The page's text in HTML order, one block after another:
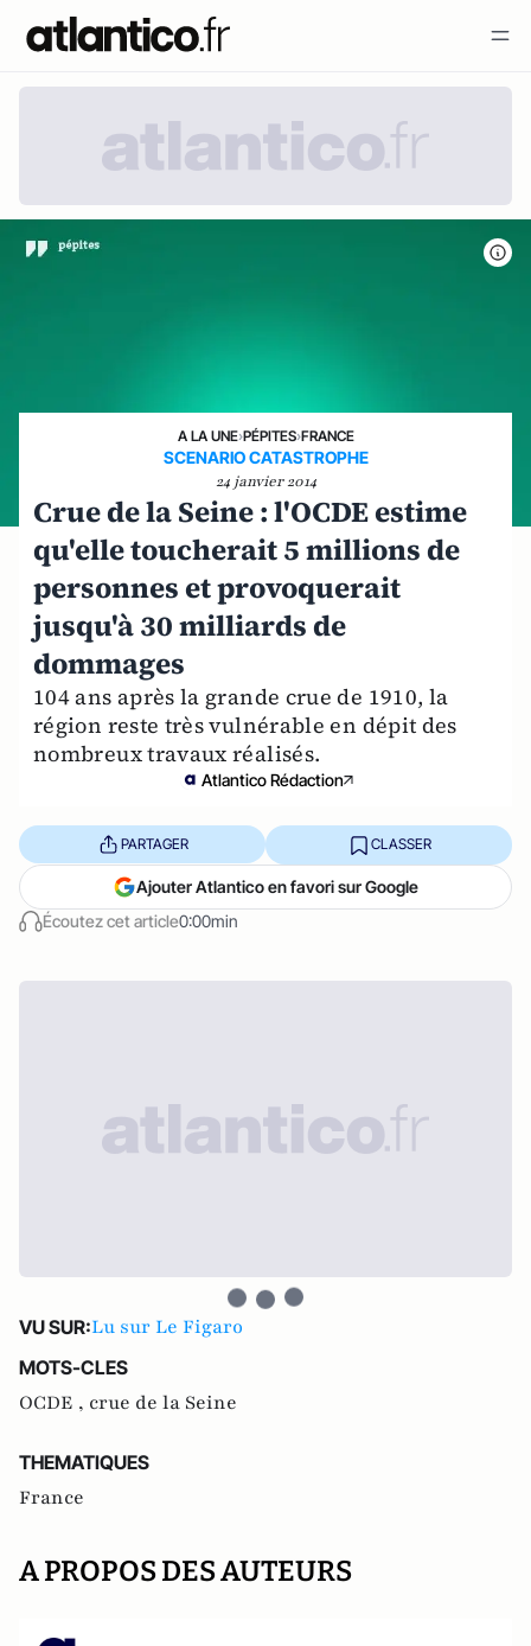
A LA UNE›PÉPITES›FRANCE
SCENARIO CATASTROPHE
24 janvier 2014
Crue de la Seine : l'OCDE estime
qu'elle toucherait 5 millions de
personnes et provoquerait
jusqu'à 30 milliards de
dommages
104 ans après la grande crue de 1910, la
région reste très vulnérable en dépit des
nombreux travaux réalisés.
Atlantico Rédaction
Écoutez cet article0:00min
PARTAGER CLASSER
Ajouter Atlantico en favori sur Google
VU SUR:Lu sur Le Figaro
MOTS-CLES
OCDE , crue de la Seine
THEMATIQUES
France
A PROPOS DES AUTEURS